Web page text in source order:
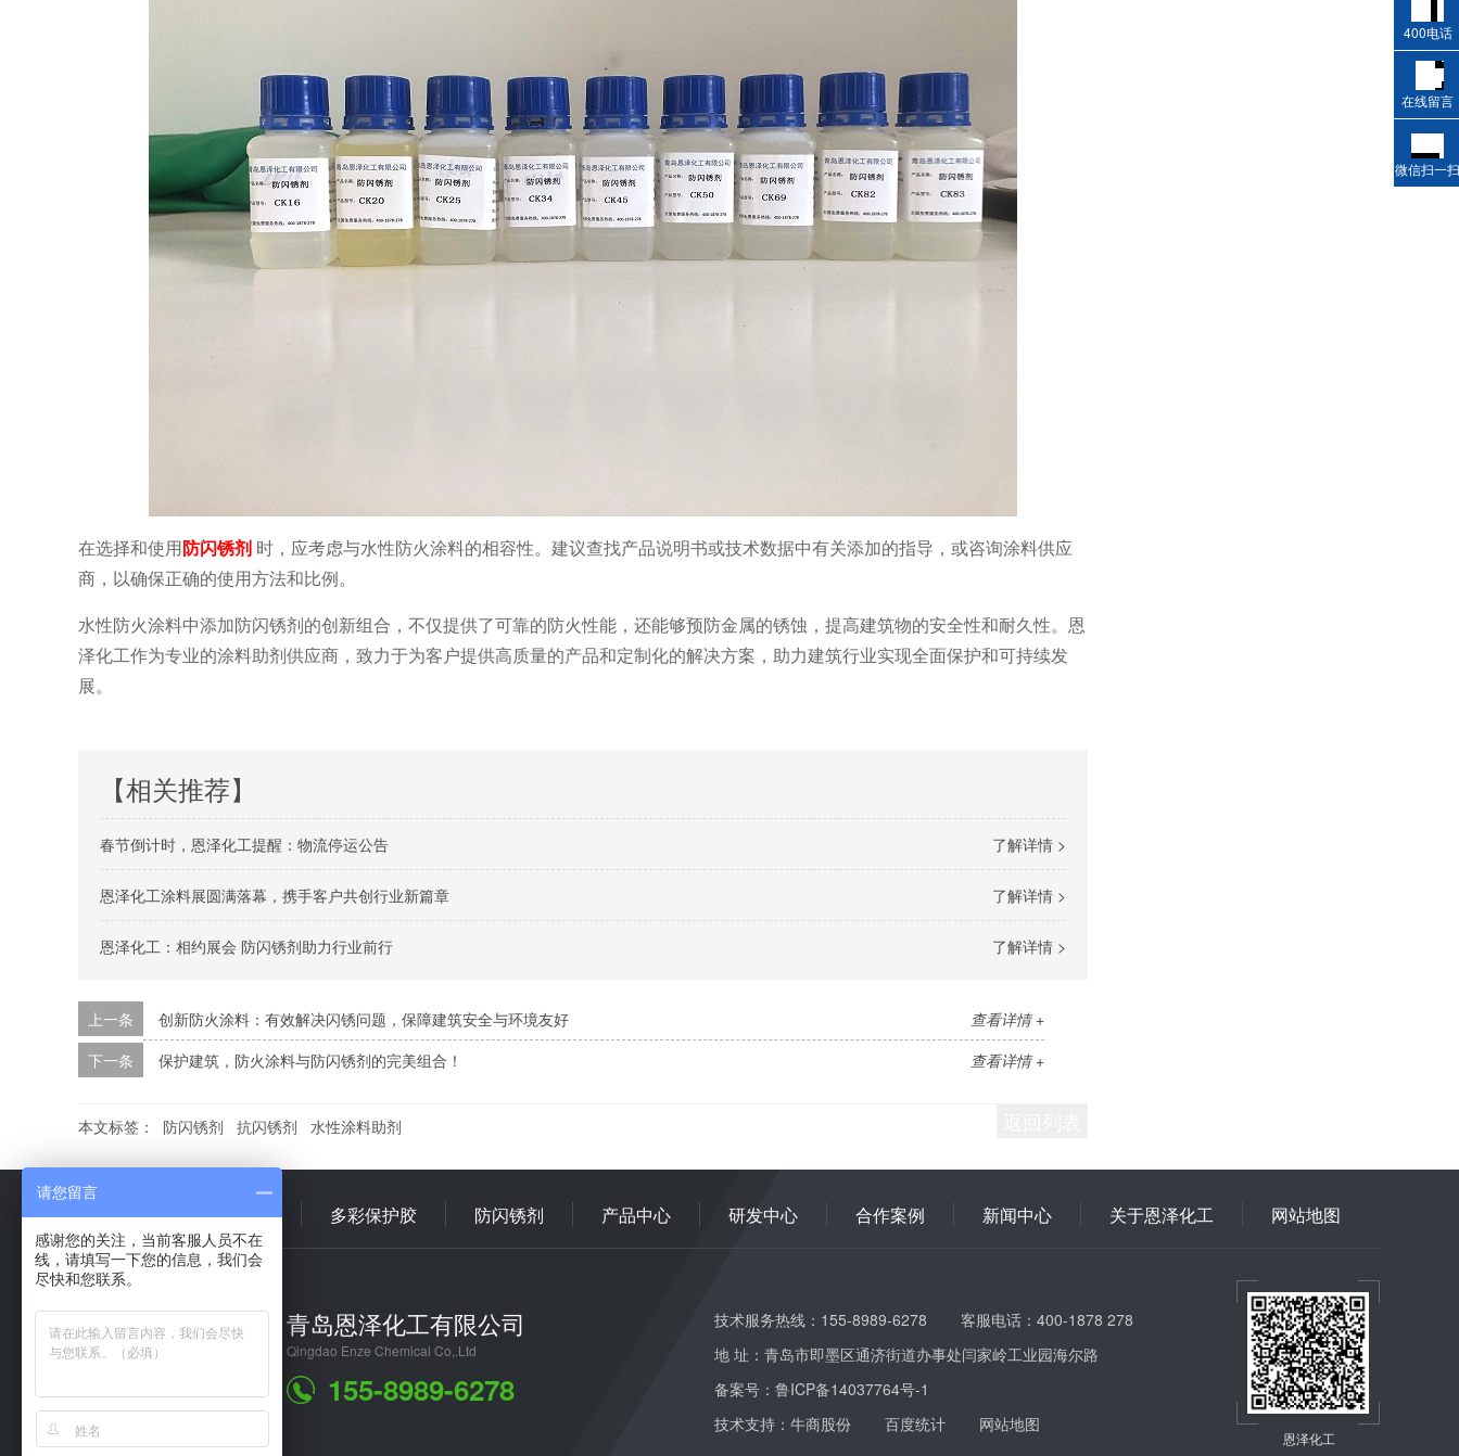
在选择和使用防闪锈剂 时，应考虑与水性防火涂料的相容性。建议查找产品说明书或技术数据中有关添加的指导，或咨询涂料供应
商，以确保正确的使用方法和比例。
水性防火涂料中添加防闪锈剂的创新组合，不仅提供了可靠的防火性能，还能够预防金属的锈蚀，提高建筑物的安全性和耐久性。恩
泽化工作为专业的涂料助剂供应商，致力于为客户提供高质量的产品和定制化的解决方案，助力建筑行业实现全面保护和可持续发
展。
【相关推荐】
了解详情 >
春节倒计时，恩泽化工提醒：物流停运公告
了解详情 >
恩泽化工涂料展圆满落幕，携手客户共创行业新篇章
了解详情 >
恩泽化工：相约展会 防闪锈剂助力行业前行
查看详情 +
上一条
创新防火涂料：有效解决闪锈问题，保障建筑安全与环境友好
查看详情 +
下一条 保护建筑，防火涂料与防闪锈剂的完美组合！
本文标签： 防闪锈剂 抗闪锈剂 水性涂料助剂
首 页 多彩乳液 多彩保护胶 防闪锈剂 产品中心 研发中心 合作案例 新闻中心 关于恩泽化工 网站地图
青岛恩泽化工有限公司
Qingdao Enze Chemical Co,.Ltd
155-8989-6278
技术服务热线：155-8989-6278
客服电话：400-1878 278
地 址：青岛市即墨区通济街道办事处闫家岭工业园海尔路
备案号： 鲁ICP备14037764号-1
技术支持：牛商股份
百度统计 网站地图
恩泽化工
400电话
在线留言
微信扫一扫
请您留言
感谢您的关注，当前客服人员不在
线，请填写一下您的信息，我们会
尽快和您联系。